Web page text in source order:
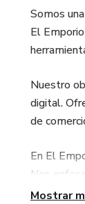
Somos
El
Nuestro
digital.
de
En El
Nos
impulsen
Mostrar